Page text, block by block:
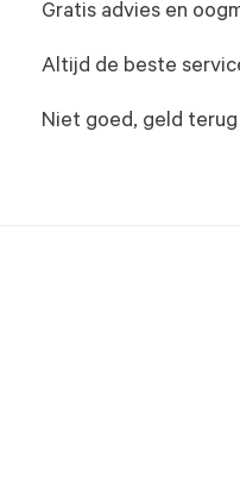
Gratis advies en
Altijd de beste
Niet goed, geld terug